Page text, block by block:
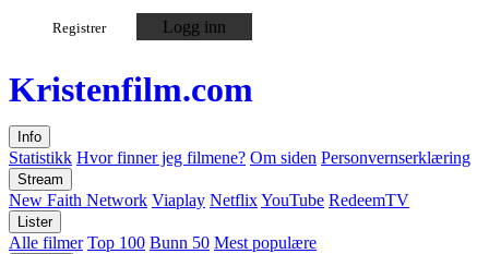
Registrer Logg inn
Kristenfilm.com
Info
Statistikk Hvor finner jeg filmene? Om siden Personvernserklæring
Stream
New Faith Network Viaplay NetflixYouTube RedeemTV
Lister
Alle filmer Top 100 Bunn 50 Mest populære